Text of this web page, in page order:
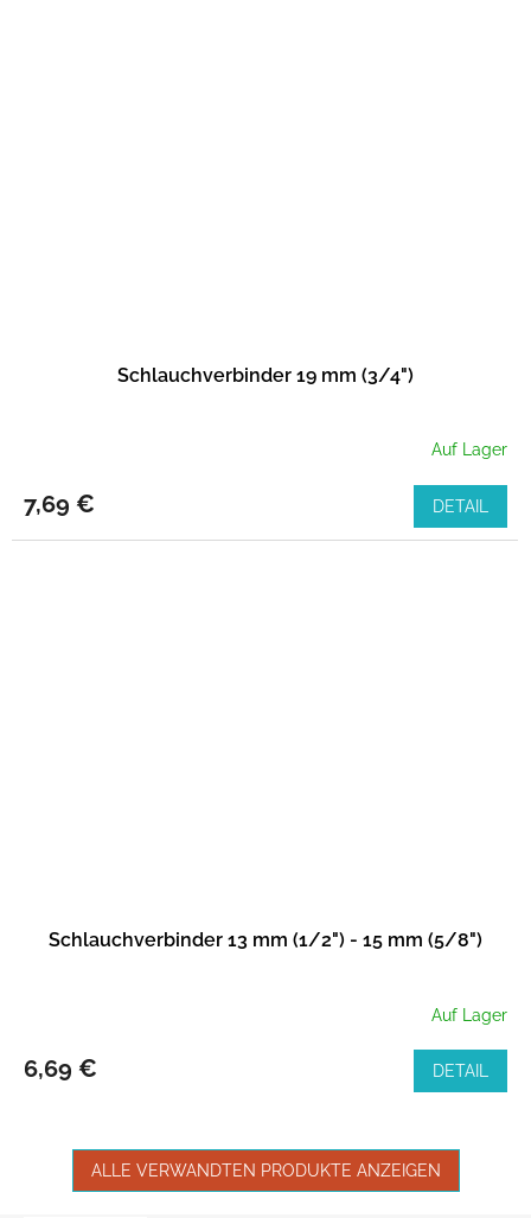
Schlauchverbinder 19 mm (3/4")
Auf Lager
7,69 € DETAIL
Schlauchverbinder 13 mm (1/2") - 15 mm (5/8")
Auf Lager
6,69 € DETAIL
ALLE VERWANDTEN PRODUKTE ANZEIGEN